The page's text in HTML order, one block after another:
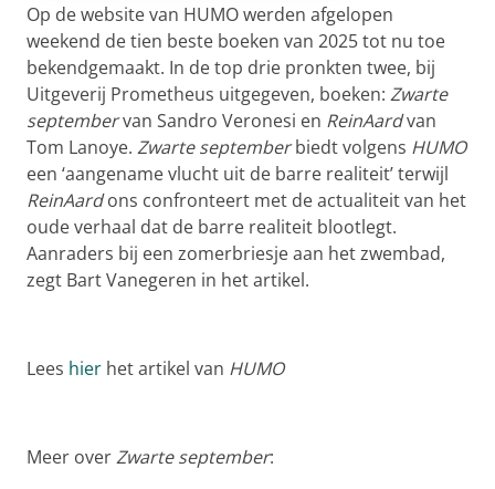
Op de website van HUMO werden afgelopen
weekend de tien beste boeken van 2025 tot nu toe
bekendgemaakt. In de top drie pronkten twee, bij
Uitgeverij Prometheus uitgegeven, boeken: Zwarte
septembervan Sandro Veronesi en ReinAardvan
Tom Lanoye. Zwarte septemberbiedt volgens HUMO
een ‘aangename vlucht uit de barre realiteit’ terwijl
ReinAardons confronteert met de actualiteit van het
oude verhaal dat de barre realiteit blootlegt.
Aanraders bij een zomerbriesje aan het zwembad,
zegt Bart Vanegeren in het artikel.
Lees hier het artikel van HUMO
Meer overZwarte september: